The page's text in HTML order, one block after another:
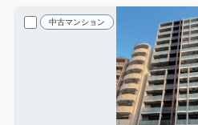
中古マンション